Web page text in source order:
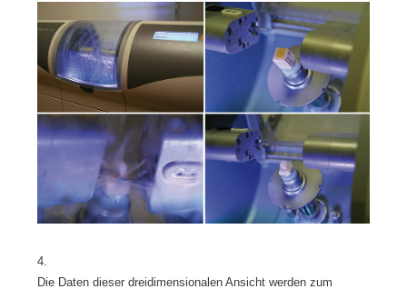
4.
Die Daten dieser dreidimensionalen Ansicht werden zum